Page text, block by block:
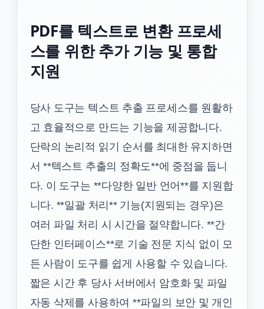
PDF를 텍스트로 변환 프로세
스를 위한 추가 기능 및 통합
지원
당사 도구는 텍스트 추출 프로세스를 원활하
고 효율적으로 만드는 기능을 제공합니다.
단락의 논리적 읽기 순서를 최대한 유지하면
서 **텍스트 추출의 정확도**에 중점을 둡니
다. 이 도구는 **다양한 일반 언어**를 지원합
니다. **일괄 처리** 기능(지원되는 경우)은
여러 파일 처리 시 시간을 절약합니다. **간
단한 인터페이스**로 기술 전문 지식 없이 모
든 사람이 도구를 쉽게 사용할 수 있습니다.
짧은 시간 후 당사 서버에서 암호화 및 파일
자동 삭제를 사용하여 **파일의 보안 및 개인